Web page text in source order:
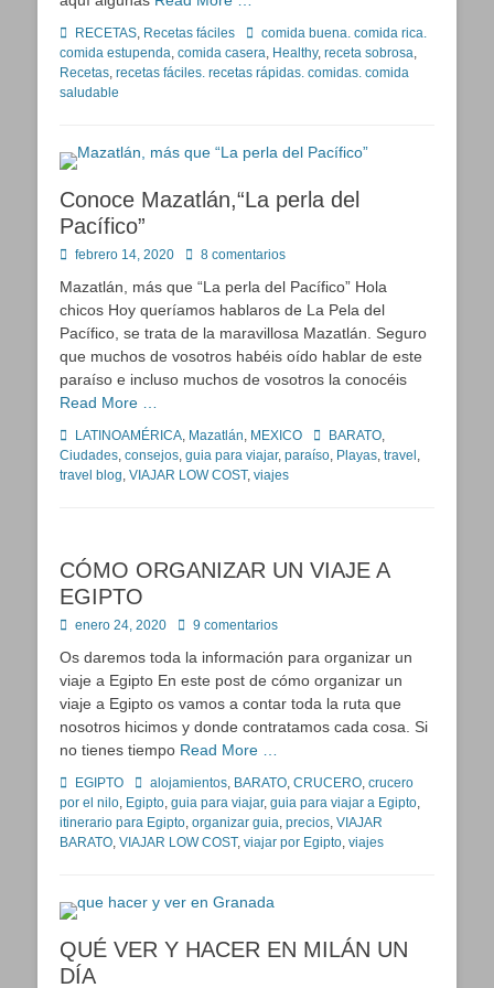
Categorías
RECETAS, Recetas fáciles Etiquetas
comida buena. comida rica.
comida estupenda, comida casera, Healthy, receta sobrosa,
Recetas, recetas fáciles. recetas rápidas. comidas. comida
saludable
Conoce Mazatlán,“La perla del
Pacífico”
Publicado
febrero 14, 2020 8 comentarios
Mazatlán, más que “La perla del Pacífico” Hola
chicos Hoy queríamos hablaros de La Pela del
Pacífico, se trata de la maravillosa Mazatlán. Seguro
que muchos de vosotros habéis oído hablar de este
paraíso e incluso muchos de vosotros la conocéis
Read More …
Categorías
LATINOAMÉRICA, Mazatlán, MEXICO Etiquetas
BARATO,
Ciudades, consejos, guia para viajar, paraíso, Playas, travel ,
travel blog, VIAJAR LOW COST, viajes
CÓMO ORGANIZAR UN VIAJE A
EGIPTO
Publicado
enero 24, 2020 9 comentarios
Os daremos toda la información para organizar un
viaje a Egipto En este post de cómo organizar un
viaje a Egipto os vamos a contar toda la ruta que
nosotros hicimos y donde contratamos cada cosa. Si
no tienes tiempo Read More …
Categorías
EGIPTO Etiquetas
alojamientos, BARATO, CRUCERO, crucero
por el nilo, Egipto, guia para viajar, guia para viajar a Egipto,
itinerario para Egipto, organizar guia, precios, VIAJAR
BARATO, VIAJAR LOW COST, viajar por Egipto, viajes
QUÉ VER Y HACER EN MILÁN UN
DÍA